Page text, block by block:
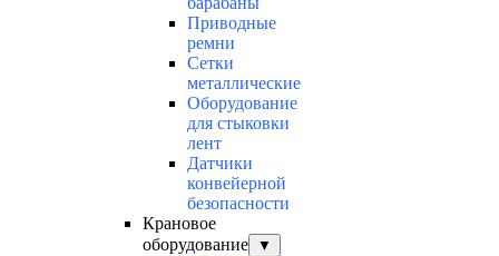
Приводные
ремни
Сетки
металлические
Оборудование
для стыковки
лент
Датчики
конвейерной
безопасности
Крановое
оборудование
▼